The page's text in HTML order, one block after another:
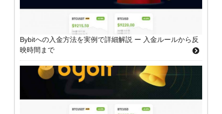
Bybitへの入金方法を実例で詳細解説 ー 入金ルールから反
映時間まで